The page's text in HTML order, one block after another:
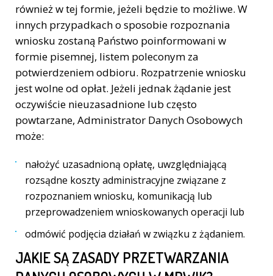
również w tej formie, jeżeli będzie to możliwe. W
innych przypadkach o sposobie rozpoznania
wniosku zostaną Państwo poinformowani w
formie pisemnej, listem poleconym za
potwierdzeniem odbioru. Rozpatrzenie wniosku
jest wolne od opłat. Jeżeli jednak żądanie jest
oczywiście nieuzasadnione lub często
powtarzane, Administrator Danych Osobowych
może:
nałożyć uzasadnioną opłatę, uwzględniającą
rozsądne koszty administracyjne związane z
rozpoznaniem wniosku, komunikacją lub
przeprowadzeniem wnioskowanych operacji lub
odmówić podjęcia działań w związku z żądaniem.
JAKIE SĄ ZASADY PRZETWARZANIA